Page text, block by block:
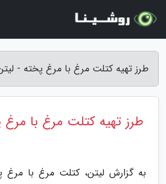
طرز تهیه کتلت مرغ با مرغ پخته -
طرز تهیه کتلت مرغ با مرغ
به گزارش لیتن، کتلت مرغ با